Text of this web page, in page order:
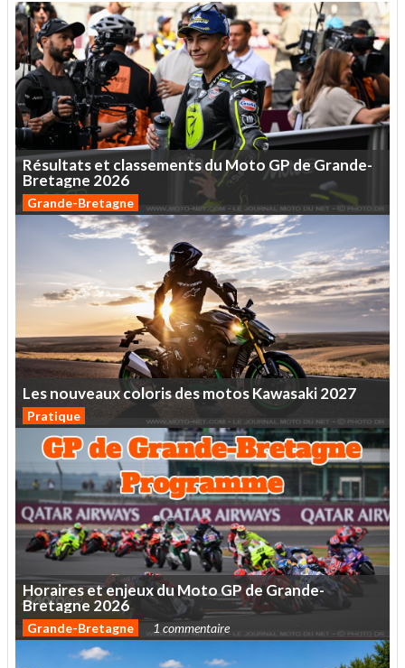
Résultatset classementsdu MotoGP de Grande-
Bretagne 2026
Grande-Bretagne
LesnouveauxcolorisdesmotosKawasaki2027
Pratique
HorairesetenjeuxduMotoGPdeGrande-
Bretagne 2026
Grande-Bretagne 1 commentaire